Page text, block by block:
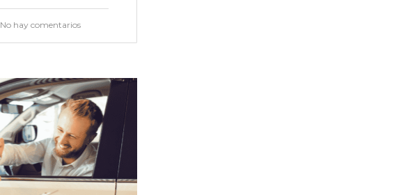
No hay comentarios